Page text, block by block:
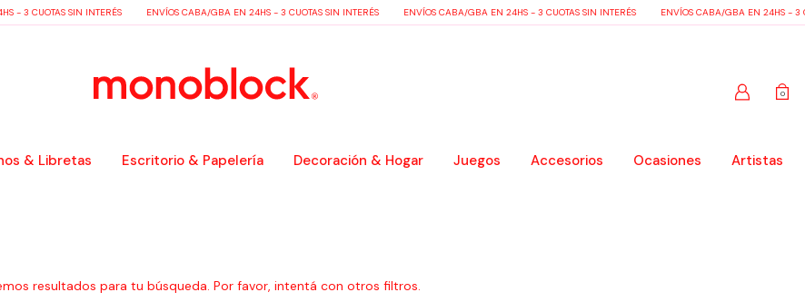
- 3 CUOTAS SIN INTERÉS ENVÍOS CABA/GBA EN 24HS - 3 CUOTAS SIN INTERÉS ENVÍOS CABA/GBA EN 24HS - 3 CUOTAS SIN INTERÉS ENVÍOS CABA/GBA EN 24HS - 3
0
& Libretas Escritorio & Papelería Decoración & Hogar Juegos Accesorios Ocasiones Artistas
resultados para tu búsqueda. Por favor, intentá con otros filtros.